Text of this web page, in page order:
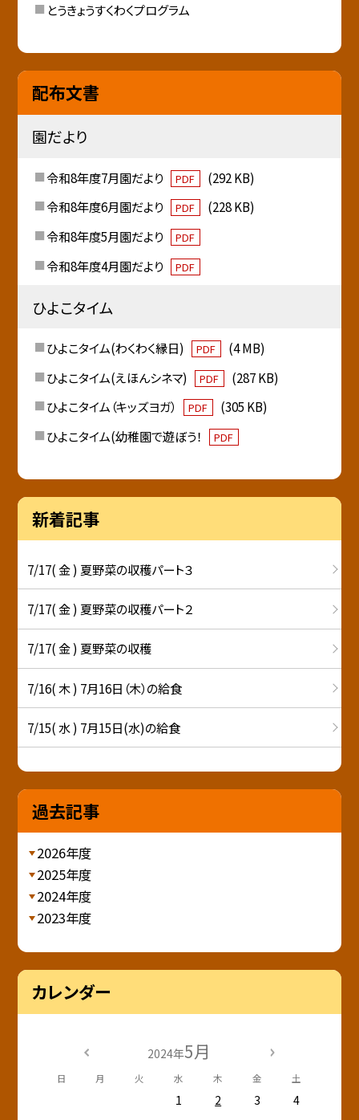
とうきょうすくわくプログラム
配布文書
園だより
令和8年度7月園だより PDF
(292 KB)
令和8年度6月園だより
PDF
(228 KB)
令和8年度5月園だより
PDF
令和8年度4月園だより PDF
ひよこタイム
ひよこタイム(わくわく縁日) PDF
(4 MB)
ひよこタイム(えほんシネマ)
PDF
(287 KB)
ひよこタイム（キッズヨガ）
PDF
(305 KB)
ひよこタイム(幼稚園で遊ぼう！
PDF
新着記事
7/17( 金 ) 夏野菜の収穫パート３
7/17( 金 ) 夏野菜の収穫パート２
7/17( 金 ) 夏野菜の収穫
7/16( 木 ) 7月16日（木）の給食
7/15( 水 ) 7月15日(水)の給食
過去記事
2026年度
2025年度
2024年度
2023年度
カレンダー
2024年5月
日 月 火 水 木 金 土
1 2 3
4